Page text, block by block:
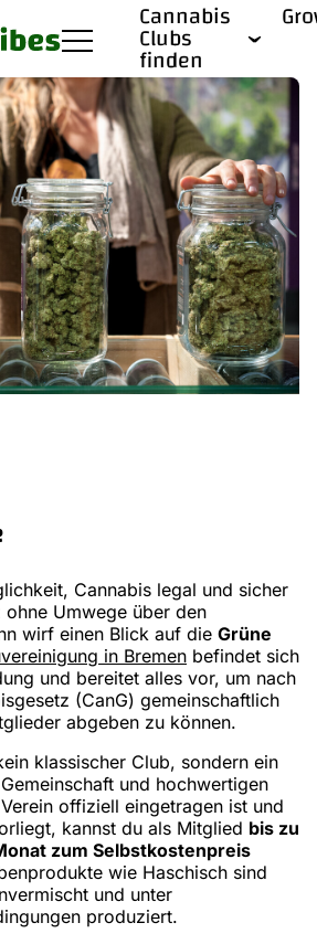
Cannabis
Clubs
finden
Cannabis legal und sicher
ohne Umwege über den
wirf einen Blick auf die Grüne
in Bremen befindet sich
und bereitet alles vor, um nach
(CanG) gemeinschaftlich
abgeben zu können.
klassischer Club, sondern ein
und hochwertigen
offiziell eingetragen ist und
kannst du als Mitglied bis zu
zum Selbstkostenpreis
wie Haschisch sind
und unter
produziert.